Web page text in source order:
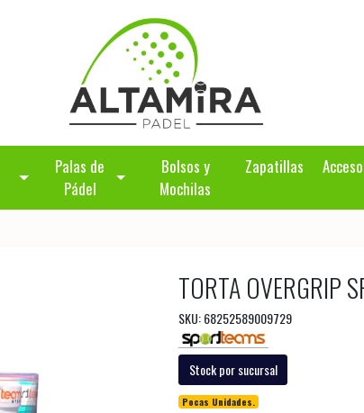
Palas de
Pádel
Bolsos y
Mochilas
Zapatillas
TORTA OVERGRIP
SKU: 68252589009729
Stock por sucursal
Pocas Unidades.